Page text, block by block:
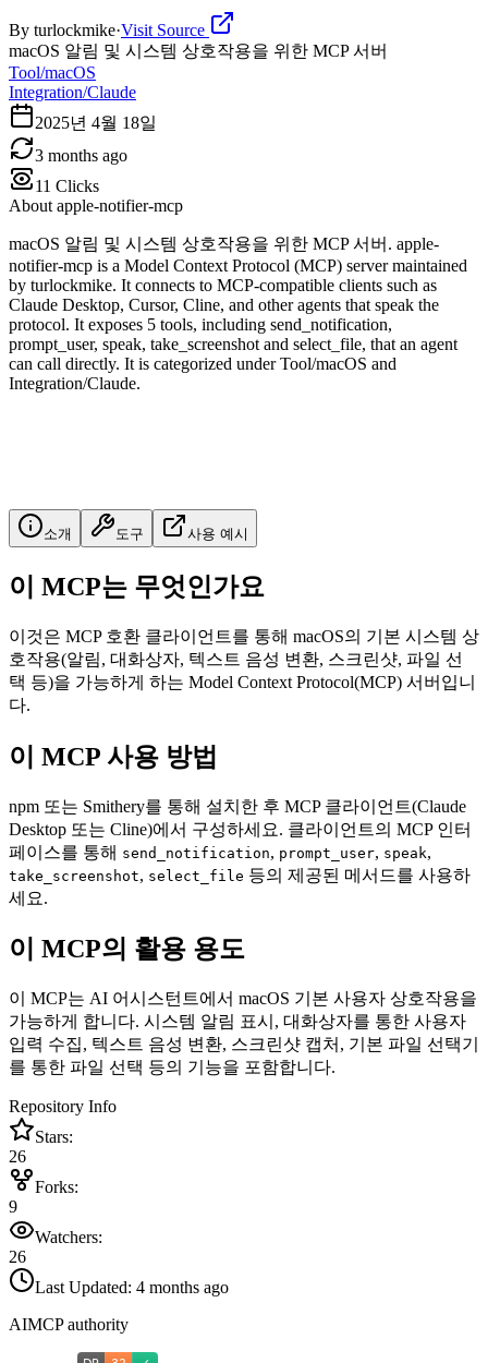
By turlockmike·Visit Source
macOS 알림 및 시스템 상호작용을 위한 MCP 서버
Tool/macOS
Integration/Claude
2025년 4월 18일
3 months ago
11 Clicks
About apple-notifier-mcp
macOS 알림 및 시스템 상호작용을 위한 MCP 서버. apple-
notifier-mcp is a Model Context Protocol (MCP) server maintained
by turlockmike. It connects to MCP-compatible clients such as
Claude Desktop, Cursor, Cline, and other agents that speak the
protocol. It exposes 5 tools, including send_notification,
prompt_user, speak, take_screenshot and select_file, that an agent
can call directly. It is categorized under Tool/macOS and
Integration/Claude.
소개 도구 사용 예시
이 MCP는 무엇인가요
이것은 MCP 호환 클라이언트를 통해 macOS의 기본 시스템 상
호작용(알림, 대화상자, 텍스트 음성 변환, 스크린샷, 파일 선
택 등)을 가능하게 하는 Model Context Protocol(MCP) 서버입니
다.
이 MCP 사용 방법
npm 또는 Smithery를 통해 설치한 후 MCP 클라이언트(Claude
Desktop 또는 Cline)에서 구성하세요. 클라이언트의 MCP 인터
페이스를 통해 send_notification, prompt_user, speak,
take_screenshot, select_file 등의 제공된 메서드를 사용하
세요.
이 MCP의 활용 용도
이 MCP는 AI 어시스턴트에서 macOS 기본 사용자 상호작용을
가능하게 합니다. 시스템 알림 표시, 대화상자를 통한 사용자
입력 수집, 텍스트 음성 변환, 스크린샷 캡처, 기본 파일 선택기
를 통한 파일 선택 등의 기능을 포함합니다.
Repository Info
Stars:
26
Forks:
9
Watchers:
26
Last Updated: 4 months ago
AIMCP authority